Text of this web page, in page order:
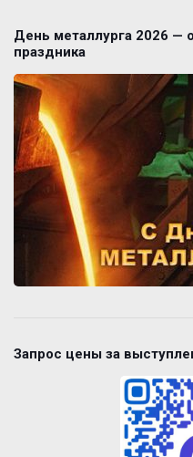
День металлурга 2026 —
праздника
Запрос цены за